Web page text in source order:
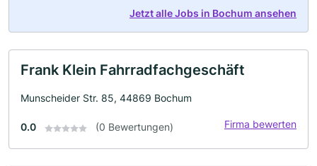
Jetzt alle Jobs in Bochum ansehen
Frank Klein Fahrradfachgeschäft
Munscheider Str. 85, 44869 Bochum
0.0 (0 Bewertungen) Firma bewerten